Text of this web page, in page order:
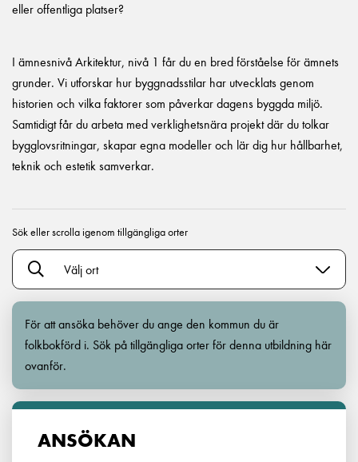
eller offentliga platser?
I ämnesnivå Arkitektur, nivå 1 får du en bred förståelse för ämnets
grunder. Vi utforskar hur byggnadsstilar har utvecklats genom
historien och vilka faktorer som påverkar dagens byggda miljö.
Samtidigt får du arbeta med verklighetsnära projekt där du tolkar
bygglovsritningar, skapar egna modeller och lär dig hur hållbarhet,
teknik och estetik samverkar.
Sök eller scrolla igenom tillgängliga orter
Välj ort
För att ansöka behöver du ange den kommun du är
folkbokförd i. Sök på tillgängliga orter för denna utbildning här
ovanför.
ANSÖKAN